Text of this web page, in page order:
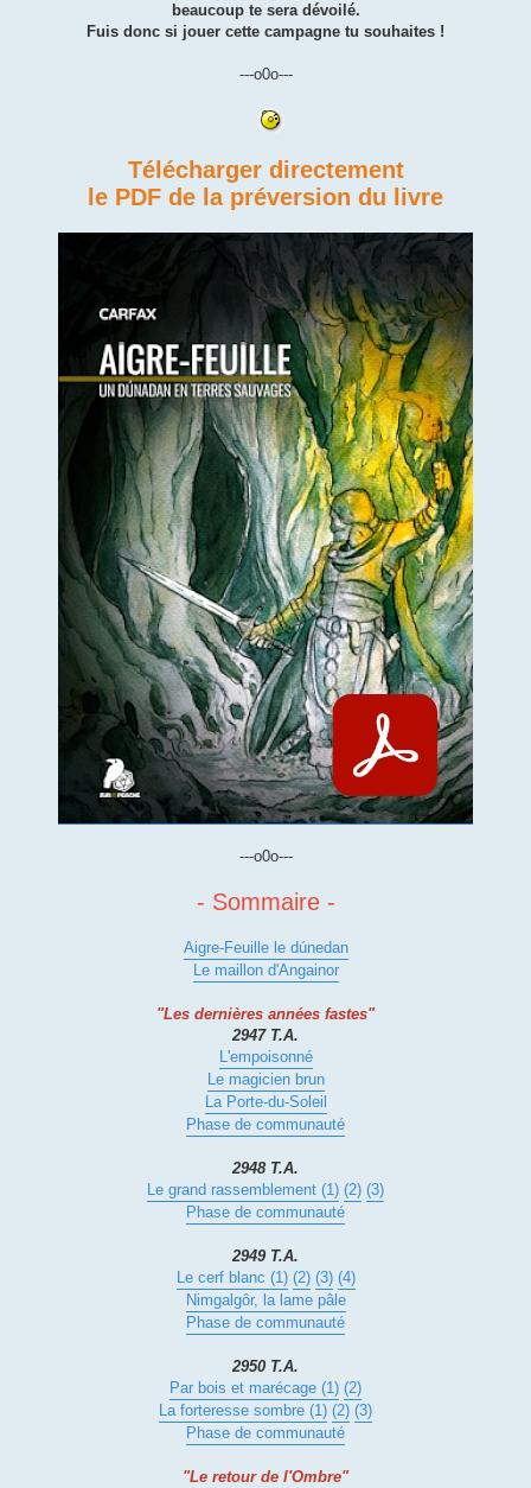
beaucoup te sera dévoilé.
Fuis donc si jouer cette campagne tu souhaites !
---o0o---
Télécharger directement
le PDF de la préversion du livre
---o0o---
- Sommaire -
Aigre-Feuille le dúnedan
Le maillon d'Angainor
"Les dernières années fastes"
2947 T.A.
L'empoisonné
Le magicien brun
La Porte-du-Soleil
Phase de communauté
2948 T.A.
Le grand rassemblement (1) (2) (3)
Phase de communauté
2949 T.A.
Le cerf blanc (1) (2) (3) (4)
Nimgalgôr, la lame pâle
Phase de communauté
2950 T.A.
Par bois et marécage (1) (2)
La forteresse sombre (1) (2) (3)
Phase de communauté
"Le retour de l'Ombre"